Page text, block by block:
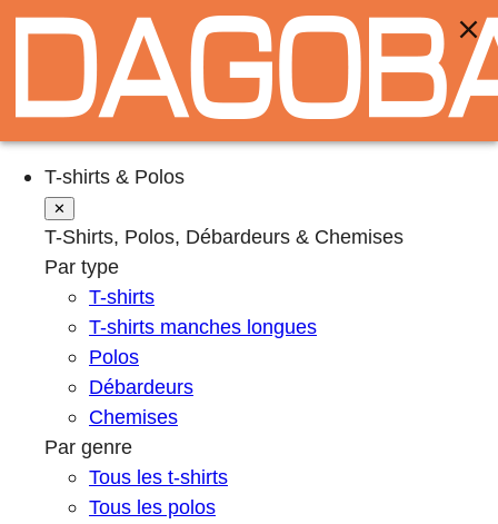
T-shirts & Polos
✕
T-Shirts, Polos, Débardeurs & Chemises
Par type
T-shirts
T-shirts manches longues
Polos
Débardeurs
Chemises
Par genre
Tous les t-shirts
Tous les polos